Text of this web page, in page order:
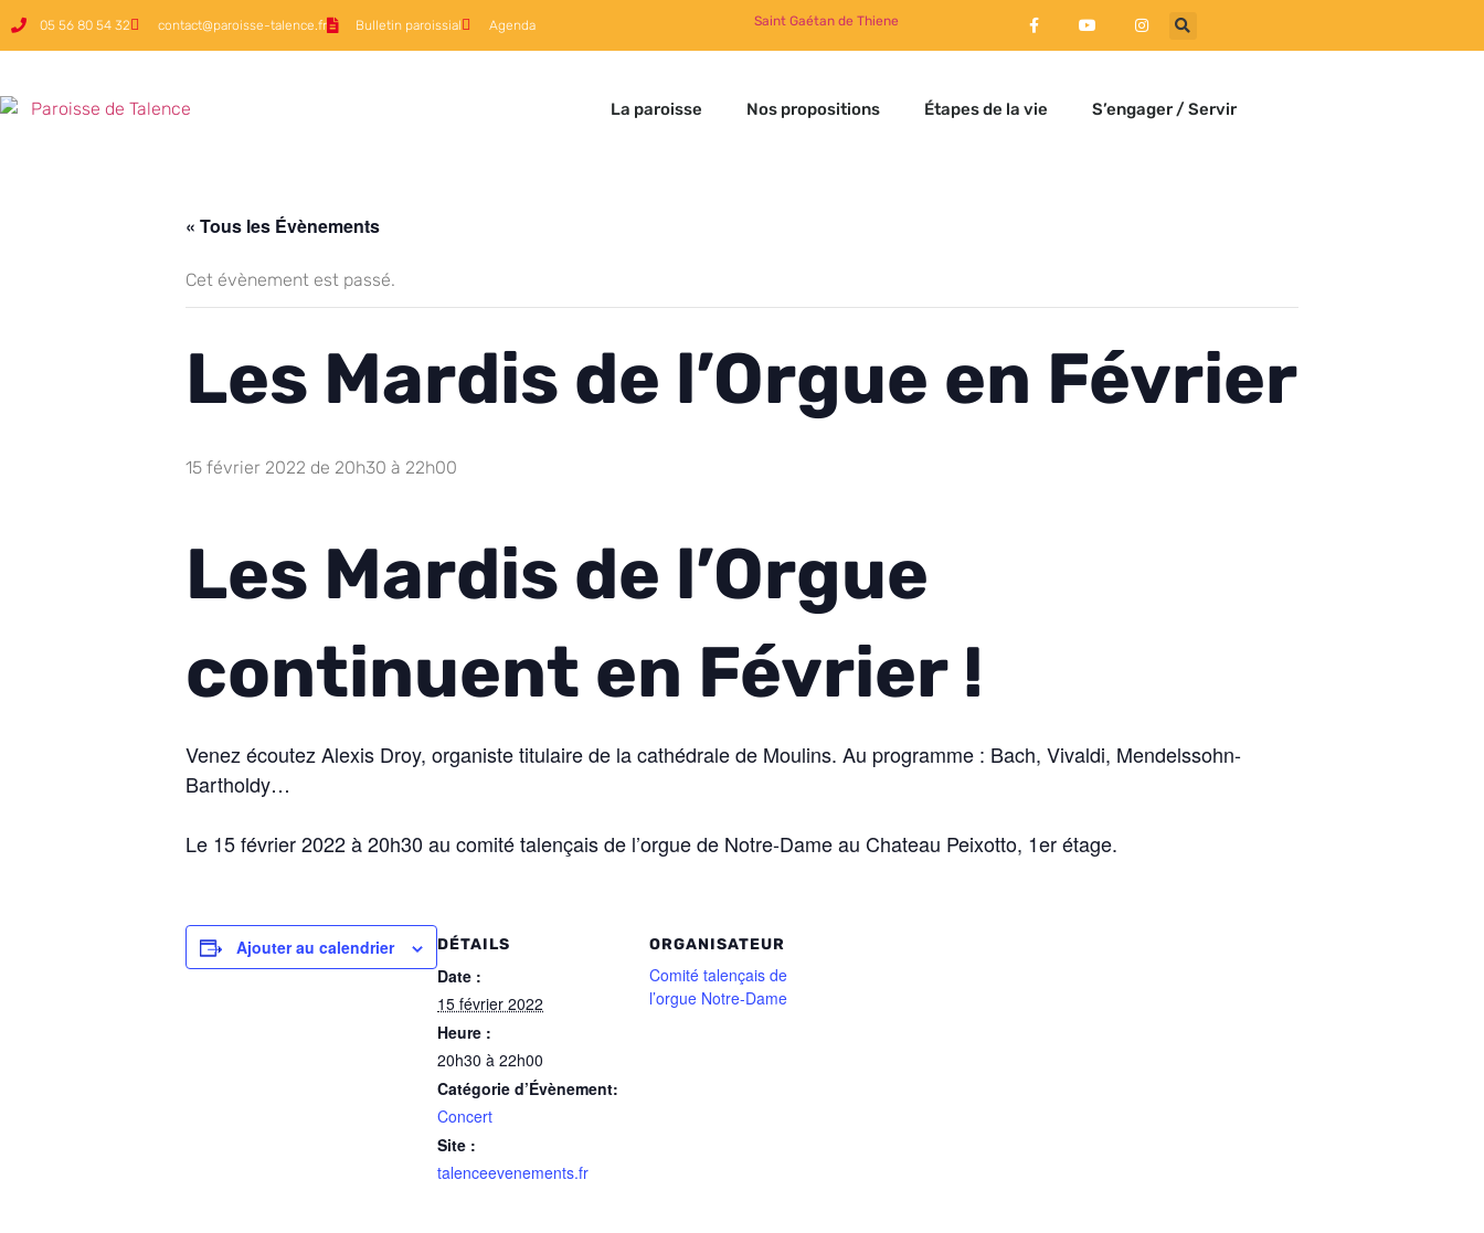
05 56 80 54 32 contact@paroisse-talence.fr Bulletin paroissial Agenda Saint Gaétan de Thiene
La paroisse Nos propositions Étapes de la vie S’engager / Servir
« Tous les Évènements
Cet évènement est passé.
Les Mardis de l’Orgue en Février
15 février 2022 de 20h30 à 22h00
Les Mardis de l’Orgue
continuent en Février !
Venez écoutez Alexis Droy, organiste titulaire de la cathédrale de Moulins. Au programme : Bach, Vivaldi, Mendelssohn-
Bartholdy…
Le 15 février 2022 à 20h30 au comité talençais de l’orgue de Notre-Dame au Chateau Peixotto, 1er étage.
Ajouter au calendrier DÉTAILS
Date :
15 février 2022
Heure :
20h30 à 22h00
Catégorie d’Évènement:
Concert
Site :
talenceevenements.fr
ORGANISATEUR
Comité talençais de
l’orgue Notre-Dame